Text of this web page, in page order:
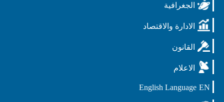
الجغرافية
الادارة والاقتصاد
القانون
الاعلام
EN
English Language